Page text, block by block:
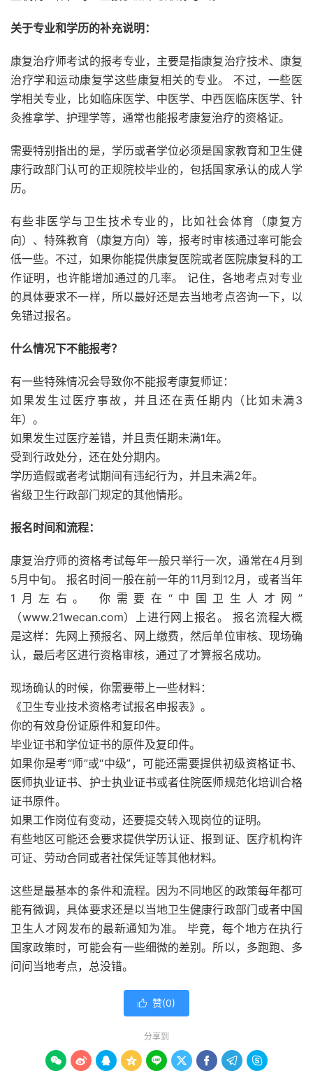
关于专业和学历的补充说明：
康复治疗师考试的报考专业，主要是指康复治疗技术、康复
治疗学和运动康复学这些康复相关的专业。 不过，一些医
学相关专业，比如临床医学、中医学、中西医临床医学、针
灸推拿学、护理学等，通常也能报考康复治疗的资格证。
需要特别指出的是，学历或者学位必须是国家教育和卫生健
康行政部门认可的正规院校毕业的，包括国家承认的成人学
历。
有些非医学与卫生技术专业的，比如社会体育（康复方
向）、特殊教育（康复方向）等，报考时审核通过率可能会
低一些。不过，如果你能提供康复医院或者医院康复科的工
作证明，也许能增加通过的几率。 记住，各地考点对专业
的具体要求不一样，所以最好还是去当地考点咨询一下，以
免错过报名。
什么情况下不能报考？
有一些特殊情况会导致你不能报考康复师证：
如果发生过医疗事故，并且还在责任期内（比如未满3
年）。
如果发生过医疗差错，并且责任期未满1年。
受到行政处分，还在处分期内。
学历造假或者考试期间有违纪行为，并且未满2年。
省级卫生行政部门规定的其他情形。
报名时间和流程：
康复治疗师的资格考试每年一般只举行一次，通常在4月到
5月中旬。 报名时间一般在前一年的11月到12月，或者当年
1月左右。 你需要在“中国卫生人才网”
（www.21wecan.com）上进行网上报名。 报名流程大概
是这样：先网上预报名、网上缴费，然后单位审核、现场确
认，最后考区进行资格审核，通过了才算报名成功。
现场确认的时候，你需要带上一些材料：
《卫生专业技术资格考试报名申报表》。
你的有效身份证原件和复印件。
毕业证书和学位证书的原件及复印件。
如果你是考“师”或“中级”，可能还需要提供初级资格证书、
医师执业证书、护士执业证书或者住院医师规范化培训合格
证书原件。
如果工作岗位有变动，还要提交转入现岗位的证明。
有些地区可能还会要求提供学历认证、报到证、医疗机构许
可证、劳动合同或者社保凭证等其他材料。
这些是最基本的条件和流程。因为不同地区的政策每年都可
能有微调，具体要求还是以当地卫生健康行政部门或者中国
卫生人才网发布的最新通知为准。 毕竟，每个地方在执行
国家政策时，可能会有一些细微的差别。所以，多跑跑、多
问问当地考点，总没错。
 赞(0)
分享到
        